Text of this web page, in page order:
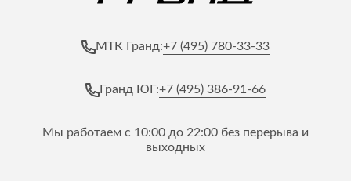
МТК Гранд:+7 (495) 780-33-33
Гранд ЮГ:+7 (495) 386-91-66
Мы работаем с 10:00 до 22:00 без перерыва и
выходных